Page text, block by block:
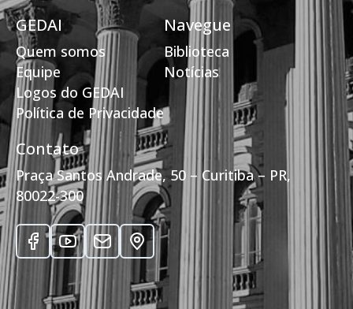
GEDAI
Quem somos
Equipe
Logos do GEDAI
Política de Privacidade
Navegue
Biblioteca
Notícias
Contato
Praça Santos Andrade, 50 – Curitiba – PR,
80022-300